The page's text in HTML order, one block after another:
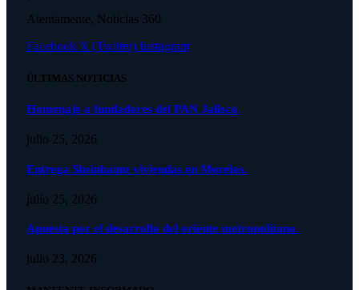
Atentamente, Noticias 360
Facebook X (Twitter) Instagram
ÚLTIMAS NOTICIAS
Homenaje a fundadores del PAN Jalisco.
julio 25, 2026
Entrega Sheinbaum viviendas en Morelos.
julio 25, 2026
Apuesta por el desarrollo del oriente metropolitano.
julio 23, 2026